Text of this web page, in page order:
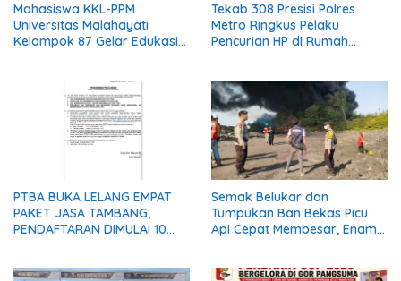
Mahasiswa KKL-PPM
Universitas Malahayati
Kelompok 87 Gelar Edukasi
Dasawisma RW 03 Yosorejo
Metro Timur
Tekab 308 Presisi Polres
Metro Ringkus Pelaku
Pencurian HP di Rumah
PTBA BUKA LELANG EMPAT
PAKET JASA TAMBANG,
PENDAFTARAN DIMULAI 10
Semak Belukar dan
Tumpukan Ban Bekas Picu
Api Cepat Membesar, Enam